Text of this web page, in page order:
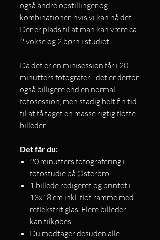
også andre opstillinger og
kombinationer, hvis vi kan nå det.
Der er plads til at man kan være ca.
2 vokse og 2 børn i studiet.​
Da det er en minisession får i 20
minutters fotografer - det er derfor
også billigere end en normal
fotosession, men stadig helt fin tid
til at få taget en masse rigtig flotte
billeder.
Det får du:
20 minutters fotografering i
fotostudie på Østerbro
1 billede redigeret og printet i
13x18 cm inkl. flot ramme med
refleksfrit glas. Flere billeder
kan tilkøbes.
Du modtager desuden alle